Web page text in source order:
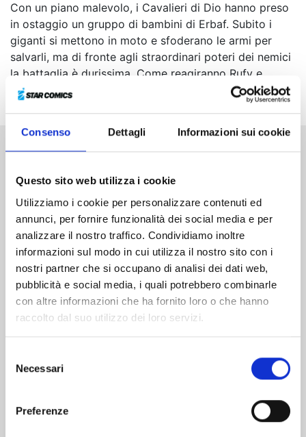
Consenso Dettagli Informazioni sui cookie
Questo sito web utilizza i cookie
Utilizziamo i cookie per personalizzare contenuti ed
annunci, per fornire funzionalità dei social media e per
analizzare il nostro traffico. Condividiamo inoltre
informazioni sul modo in cui utilizza il nostro sito con i
nostri partner che si occupano di analisi dei dati web,
pubblicità e social media, i quali potrebbero combinarle
con altre informazioni che ha fornito loro o che hanno
raccolto dal suo utilizzo dei loro servizi.
delNecessari
Preferenze
Con un piano malevolo, i Cavalieri di Dio hanno preso
in ostaggio un gruppo di bambini di Erbaf. Subito i
giganti si mettono in moto e sfoderano le armi per
salvarli, ma di fronte agli straordinari poteri dei nemici
la battaglia è durissima. Come reagiranno Rufy e
compagni di fronte a una minaccia di tale portata?!
Altri volumi della serie